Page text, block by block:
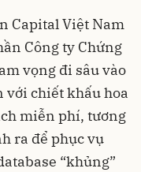
Capital Việt Nam
Công ty Chứng
vọng đi sâu vào
chiết khấu hoa
miễn phí, tương
ra để phục vụ
“khủng”